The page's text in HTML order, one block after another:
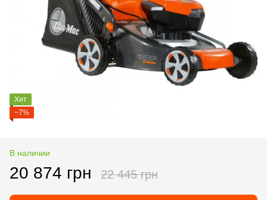
Хит
−7%
В наличии
20 874 грн 22 445 грн